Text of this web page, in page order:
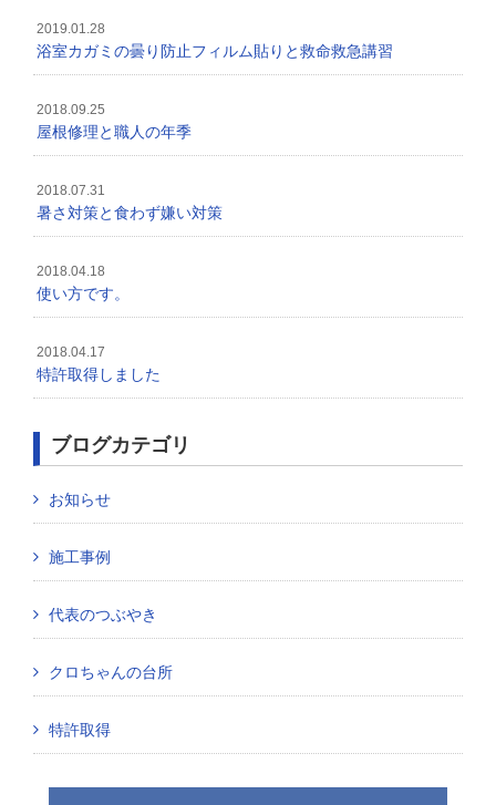
2019.01.28
浴室カガミの曇り防止フィルム貼りと救命救急講習
2018.09.25
屋根修理と職人の年季
2018.07.31
暑さ対策と食わず嫌い対策
2018.04.18
使い方です。
2018.04.17
特許取得しました
ブログカテゴリ
お知らせ
施工事例
代表のつぶやき
クロちゃんの台所
特許取得